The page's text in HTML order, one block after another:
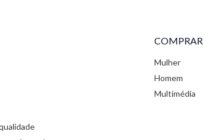
COMPRAR
Mulher
Homem
Multimédia